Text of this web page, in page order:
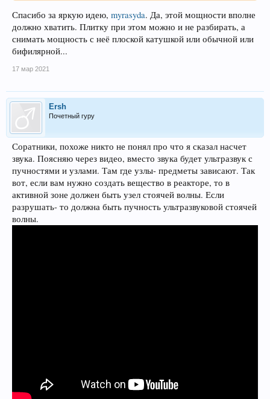
Спасибо за яркую идею, myrasyda. Да, этой мощности вполне
должно хватить. Плитку при этом можно и не разбирать, а
снимать мощность с неё плоской катушкой или обычной или
бифилярной...
17 мар 2021
Ersh
Почетный гуру
Соратники, похоже никто не понял про что я сказал насчет
звука. Поясняю через видео, вместо звука будет ультразвук с
пучностями и узлами. Там где узлы- предметы зависают. Так
вот, если вам нужно создать вещество в реакторе, то в
активной зоне должен быть узел стоячей волны. Если
разрушать- то должна быть пучность ультразвуковой стоячей
волны.